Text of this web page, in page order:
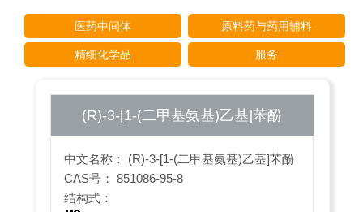
医药中间体 原料药与药用辅料
精细化学品 服务
(R)-3-[1-(二甲基氨基)乙基]苯酚
中文名称： (R)-3-[1-(二甲基氨基)乙基]苯酚
CAS号： 851086-95-8
结构式：